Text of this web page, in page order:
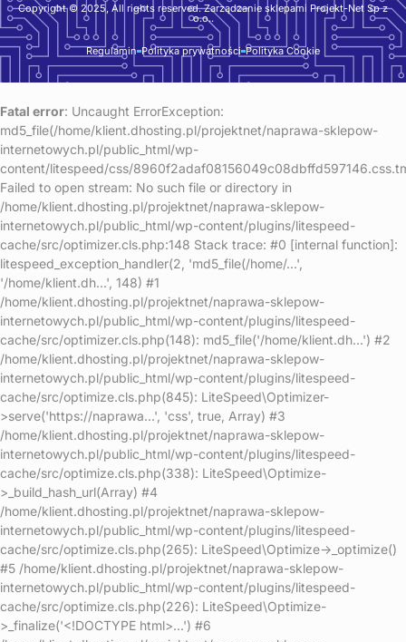
k
-
f
a
Copyright © 2025, All rights reserved. Zarządzanie sklepami Projekt-Net Sp z
o.o..
Regulamin Polityka prywatności Polityka Cookie
Fatal error: Uncaught ErrorException:
md5_file(/home/klient.dhosting.pl/projektnet/naprawa-sklepow-
internetowych.pl/public_html/wp-
content/litespeed/css/
Failed to open stream: No such file or directory in
/home/klient.dhosting.pl/projektnet/naprawa-sklepow-
internetowych.pl/public_html/wp-content/plugins/litespeed-
cache/src/optimizer.cls.php:148 Stack trace: #0 [internal function]:
litespeed_exception_handler(2, 'md5_file(/home/...',
'/home/klient.dh...', 148) #1
/home/klient.dhosting.pl/projektnet/naprawa-sklepow-
internetowych.pl/public_html/wp-content/plugins/litespeed-
cache/src/optimizer.cls.php(148): md5_file('/home/klient.dh...') #2
/home/klient.dhosting.pl/projektnet/naprawa-sklepow-
internetowych.pl/public_html/wp-content/plugins/litespeed-
cache/src/optimize.cls.php(845): LiteSpeed\Optimizer-
>serve('https://naprawa...', 'css', true, Array) #3
/home/klient.dhosting.pl/projektnet/naprawa-sklepow-
internetowych.pl/public_html/wp-content/plugins/litespeed-
cache/src/optimize.cls.php(338): LiteSpeed\Optimize-
>_build_hash_url(Array) #4
/home/klient.dhosting.pl/projektnet/naprawa-sklepow-
internetowych.pl/public_html/wp-content/plugins/litespeed-
cache/src/optimize.cls.php(265): LiteSpeed\Optimize->_optimize()
#5 /home/klient.dhosting.pl/projektnet/naprawa-sklepow-
internetowych.pl/public_html/wp-content/plugins/litespeed-
cache/src/optimize.cls.php(226): LiteSpeed\Optimize-
>_finalize('<!DOCTYPE html>...') #6